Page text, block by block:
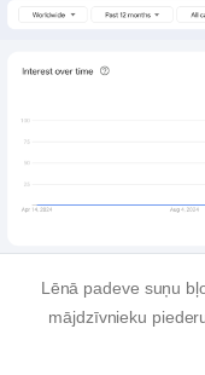
Lēnā padeve suņu
mājdzīvnieku